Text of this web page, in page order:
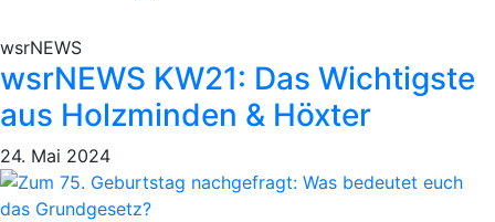
wsrNEWS
wsrNEWS KW21: Das Wichtigste
aus Holzminden & Höxter
24. Mai 2024